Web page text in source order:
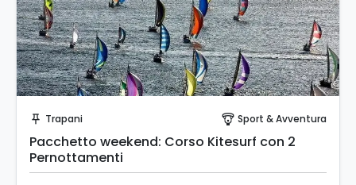
push_pin Trapani paragliding Sport & Avventura
Pacchetto weekend: Corso Kitesurf con 2
Pernottamenti